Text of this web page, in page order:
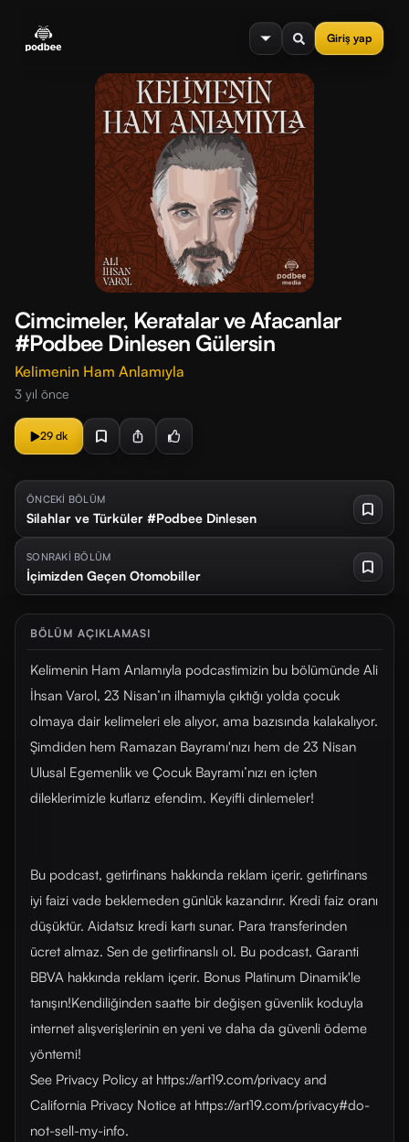
Giriş yap
menu
Cimcimeler, Keratalar ve Afacanlar
#Podbee Dinlesen Gülersin
Kelimenin Ham Anlamıyla
3 yıl önce
29 dk
ÖNCEKİ BÖLÜM
Silahlar ve Türküler #Podbee Dinlesen
SONRAKİ BÖLÜM
İçimizden Geçen Otomobiller
BÖLÜM AÇIKLAMASI
Kelimenin Ham Anlamıyla podcastimizin bu bölümünde Ali
İhsan Varol, 23 Nisan’ın ilhamıyla çıktığı yolda çocuk
olmaya dair kelimeleri ele alıyor, ama bazısında kalakalıyor.
Şimdiden hem Ramazan Bayramı'nızı hem de 23 Nisan
Ulusal Egemenlik ve Çocuk Bayramı’nızı en içten
dileklerimizle kutlarız efendim. Keyifli dinlemeler!
Bu podcast, getirfinans hakkında reklam içerir. getirfinans
iyi faizi vade beklemeden günlük kazandırır. Kredi faiz oranı
düşüktür. Aidatsız kredi kartı sunar. Para transferinden
ücret almaz. Sen de getirfinanslı ol. Bu podcast, Garanti
BBVA hakkında reklam içerir. Bonus Platinum Dinamik'le
tanışın!Kendiliğinden saatte bir değişen güvenlik koduyla
internet alışverişlerinin en yeni ve daha da güvenli ödeme
yöntemi!
See Privacy Policy at https://art19.com/privacy and
California Privacy Notice at https://art19.com/privacy#do-
not-sell-my-info.